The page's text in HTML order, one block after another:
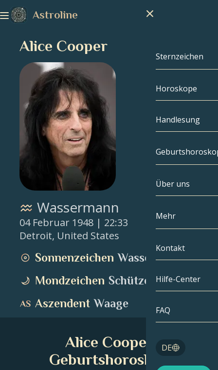
Astroline
Sternzeichen
Sternzeichen
Steinbock
Fische
Widder
Stier
Krebs
Löwe
Jungfrau
Horoskope
Handlesung
Über uns
Mehr
Kompatibilität
Tarot
Engelszahlen
Kontakt
Hilfe-Center
FAQ
DE
English
Alice Cooper
Wassermann
04 Februar 1948 | 22:33
Detroit, United States
Sonnenzeichen Wassermann
Mondzeichen Schütze
Aszendent Waage
Alice Cooper
Geburtshoroskop